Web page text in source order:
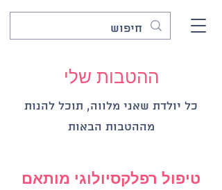
ההטבות שלי
כל יולדת שאני מלווה, תוכל להנות
מההטבות הבאות
טיפול רפלקסיולוגי מותאם